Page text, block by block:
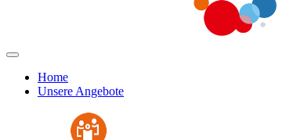
Home
Unsere Angebote